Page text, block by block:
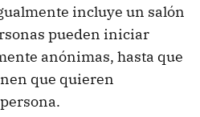
incluye un salón
pueden iniciar
anónimas, hasta que
que quieren